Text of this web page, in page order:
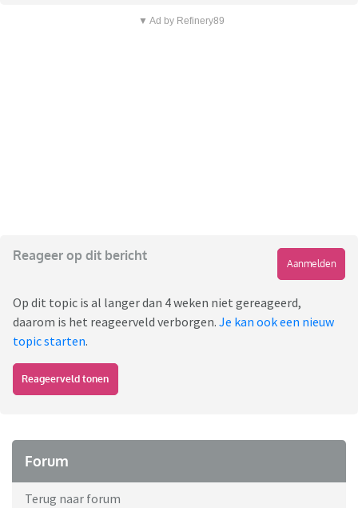
▼ Ad by Refinery89
Reageer op dit bericht
Aanmelden
Op dit topic is al langer dan 4 weken niet gereageerd,
daarom is het reageerveld verborgen. Je kan ook een nieuw
topic starten.
Reageerveld tonen
Forum
Terug naar forum